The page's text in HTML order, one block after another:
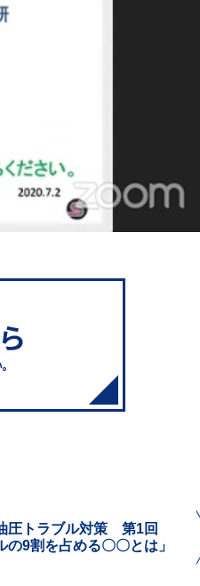
圧トラブル対策 第1回
の9割を占める〇〇とは」